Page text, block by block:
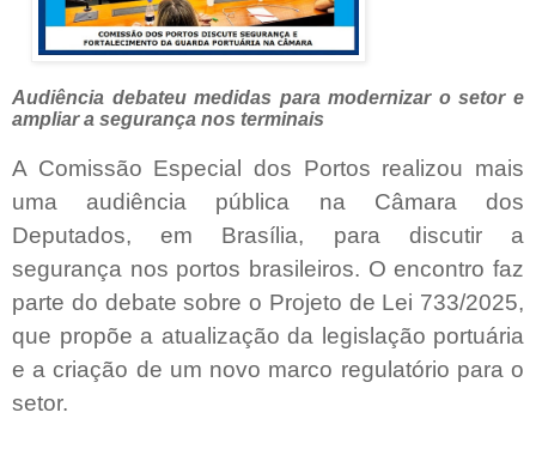
Audiência debateu medidas para modernizar o setor e
ampliar a segurança nos terminais
A Comissão Especial dos Portos realizou mais
uma audiência pública na Câmara dos
Deputados, em Brasília, para discutir a
segurança nos portos brasileiros. O encontro faz
parte do debate sobre o Projeto de Lei 733/2025,
que propõe a atualização da legislação portuária
e a criação de um novo marco regulatório para o
setor.